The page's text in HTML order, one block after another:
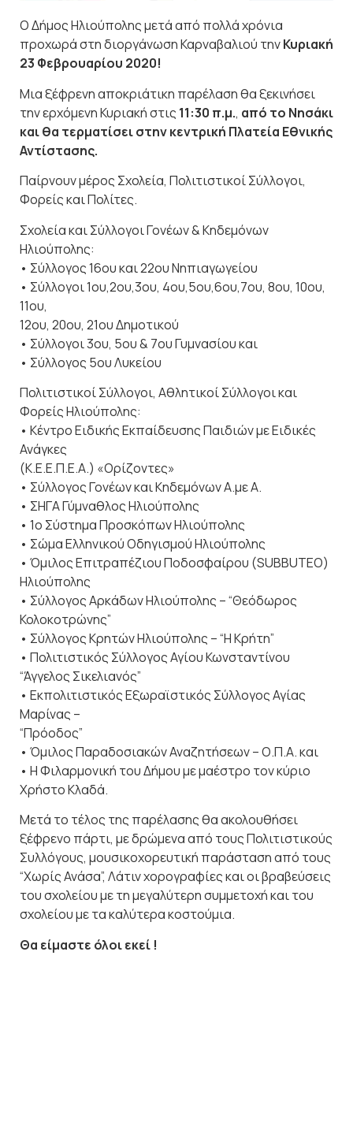
Ο Δήμος Ηλιούπολης μετά από πολλά χρόνια
προχωρά στη διοργάνωση Καρναβαλιού τηνΚυριακή
23 Φεβρουαρίου 2020!
Μια ξέφρενη αποκριάτικη παρέλαση θα ξεκινήσει
την ερχόμενη Κυριακή στις 11:30 π.μ., από το Νησάκι
και θα τερματίσει στην κεντρική Πλατεία Εθνικής
Αντίστασης.
Παίρνουν μέρος Σχολεία, Πολιτιστικοί Σύλλογοι,
Φορείς και Πολίτες.
Σχολεία και Σύλλογοι Γονέων & Κηδεμόνων
Ηλιούπολης:
• Σύλλογος 16ου και 22ου Νηπιαγωγείου
• Σύλλογοι 1ου,2ου,3ου, 4ου,5ου,6ου,7ου, 8ου, 10ου,
11ου,
12ου, 20ου, 21ου Δημοτικού
• Σύλλογοι 3ου, 5ου & 7ου Γυμνασίου και
• Σύλλογος 5ου Λυκείου
Πολιτιστικοί Σύλλογοι, Αθλητικοί Σύλλογοι και
Φορείς Ηλιούπολης:
• Κέντρο Ειδικής Εκπαίδευσης Παιδιών με Ειδικές
Ανάγκες
(Κ.Ε.Ε.Π.Ε.Α.) «Ορίζοντες»
• Σύλλογος Γονέων και Κηδεμόνων Α.με Α.
• ΣΗΓΑ Γύμναθλος Ηλιούπολης
• 1ο Σύστημα Προσκόπων Ηλιούπολης
• Σώμα Ελληνικού Οδηγισμού Ηλιούπολης
• Όμιλος Επιτραπέζιου Ποδοσφαίρου (SUBBUTEO)
Ηλιούπολης
• Σύλλογος Αρκάδων Ηλιούπολης – “Θεόδωρος
Κολοκοτρώνης”
• Σύλλογος Κρητών Ηλιούπολης – “Η Κρήτη”
• Πολιτιστικός Σύλλογος Αγίου Κωνσταντίνου
“Άγγελος Σικελιανός”
• Εκπολιτιστικός Εξωραϊστικός Σύλλογος Αγίας
Μαρίνας –
“Πρόοδος”
• Όμιλος Παραδοσιακών Αναζητήσεων – Ο.Π.Α. και
• Η Φιλαρμονική του Δήμου με μαέστρο τον κύριο
Χρήστο Κλαδά.
Μετά το τέλος της παρέλασης θα ακολουθήσει
ξέφρενο πάρτι, με δρώμενα από τους Πολιτιστικούς
Συλλόγους, μουσικοχορευτική παράσταση από τους
“Χωρίς Ανάσα”, Λάτιν χορογραφίες και οι βραβεύσεις
του σχολείου με τη μεγαλύτερη συμμετοχή και του
σχολείου με τα καλύτερα κοστούμια.
Θα είμαστε όλοι εκεί !